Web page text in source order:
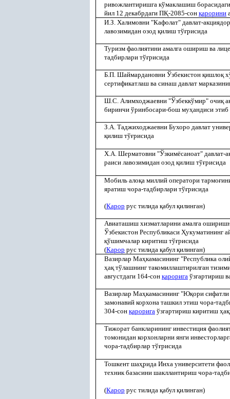
ривожлантиришга кўмаклашиш
йил 12 декабрдаги ПҚ-2085-сон қарорини
И.З. Халимовни "Кафолат" давлат-
лавозимидан озод қилиш тўғрисида
Туризм фаолиятини амалга ошириш ва
тадбирлари тўғрисида
Б.П. Шаймардановни Ўзбекистон қишлоқ
сертификатлаш ва синаш давлат
Ш.С. Алимходжаевни "Ўзбеккўмир" очиқ
биринчи ўринбосари-бош муҳандиси этиб
З.А. Таджиходжаевни Бухоро давлат
қилиш тўғрисида
Х.А. Шерматовни "Ўзкимёсаноат" давлат-
раиси лавозимидан озод қилиш тўғрисида
Мобиль алоқа миллий оператори тармоғ
яратиш чора-тадбирлари тўғрисида
(Қарор рус тилида қабул қилинган)
Авиаташиш хизматларини амалга
Ўзбекистон Республикаси Ҳукуматининг
қўшимчалар киритиш тўғрисида
(Қарор рус тилида қабул қилинган)
Вазирлар Маҳкамасининг "Республика
ҳақтўлашнинг такомиллаштирилган
августдаги 164-сон қарорига ўзгартириш
Вазирлар Маҳкамасининг "Юқори
замонавий корхона ташкил этиш чора-
304-сон қарорига ўзгартириш киритиш ҳақ
Тижорат банкларининг инвестиция
томонидан корхонларни янги
чора-тадбирлар тўғрисида
Тошкент шаҳрида Инха университети
техник базасини шакллантириш чора-
(Қарор рус тилида қабул қилинган)